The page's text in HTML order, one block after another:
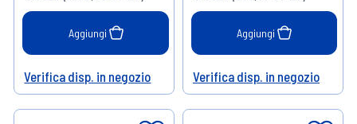
Aggiungi
Help
Verifica disp. in negozio
Aggiungi
Help
Verifica disp. in negozio